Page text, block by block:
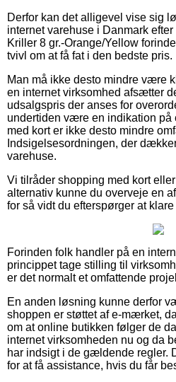
Derfor kan det alligevel vise sig
internet varehuse i Danmark
Kriller 8 gr.-Orange/Yellow
tvivl om at få fat i den bedste pris.
Man må ikke desto mindre være
en internet virksomhed afsætter
udsalgspris der anses for
undertiden være en indikation på
med kort er ikke desto mindre
Indsigelsesordningen, der
varehuse.
Vi tilråder shopping med kort
alternativ kunne du overveje en
for så vidt du efterspørger at
Forinden folk handler på en
princippet tage stilling til
er det normalt et omfattende
En anden løsning kunne derfor
shoppen er støttet af e-mærket,
om at online butikken følger de
internet virksomheden nu og da
har indsigt i de gældende regler.
for at få assistance, hvis du får